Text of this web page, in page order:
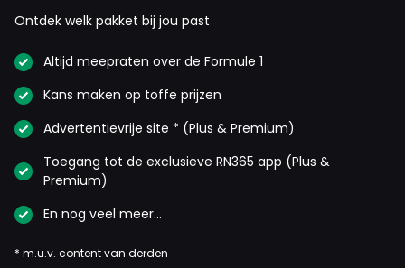
Ontdek welk pakket bij jou past
Altijd meepraten over de Formule 1
Kans maken op toffe prijzen
Advertentievrije site * (Plus & Premium)
Toegang tot de exclusieve RN365 app (Plus &
Premium)
En nog veel meer…
* m.u.v. content van derden